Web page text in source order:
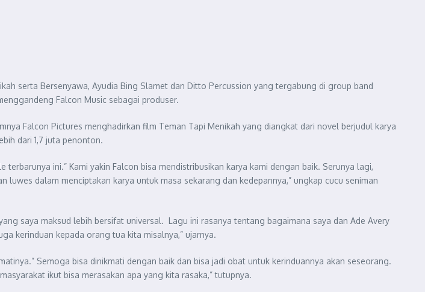
serta Bersenyawa, Ayudia Bing Slamet dan Ditto Percussion yang tergabung di group band
Falcon Music sebagai produser.
Falcon Pictures menghadirkan film Teman Tapi Menikah yang diangkat dari novel berjudul karya
dari 1,7 juta penonton.
ini.” Kami yakin Falcon bisa mendistribusikan karya kami dengan baik. Serunya lagi,
dalam menciptakan karya untuk masa sekarang dan kedepannya,” ungkap cucu seniman
saya maksud lebih bersifat universal. Lagu ini rasanya tentang bagaimana saya dan Ade Avery
kerinduan kepada orang tua kita misalnya,” ujarnya.
Semoga bisa dinikmati dengan baik dan bisa jadi obat untuk kerinduannya akan seseorang.
ikut bisa merasakan apa yang kita rasaka,” tutupnya.